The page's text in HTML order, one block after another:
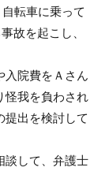
転車に乗って
故を起こし、
入院費をＡさん
怪我を負わされ
提出を検討して
談して、弁護士